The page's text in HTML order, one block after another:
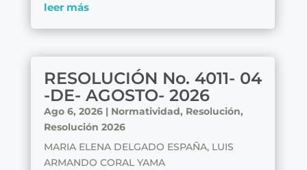
leer más
RESOLUCIÓN No. 4011- 04
-DE- AGOSTO- 2026
Ago 6, 2026| Normatividad, Resolución,
Resolución 2026
MARIA ELENA DELGADO ESPAÑA, LUIS
ARMANDO CORAL YAMA